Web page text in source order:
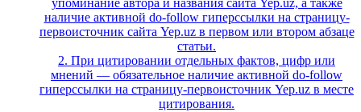
упоминание автора и названия сайта Yep.uz, а также
наличие активной do-follow гиперссылки на страницу-
первоисточник сайта Yep.uz в первом или втором абзаце
статьи.
2. При цитировании отдельных фактов, цифр или
мнений — обязательное наличие активной do-follow
гиперссылки на страницу-первоисточник Yep.uz в месте
цитирования.